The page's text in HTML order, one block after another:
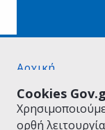
Cookies
ορθή
Αρχική
Όροι Χρήσης
Πολιτική